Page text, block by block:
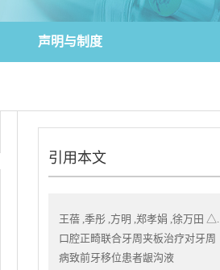
声明与制度
引用本文
王蓓 ,季彤 ,方明 ,郑孝娟 ,徐万田 △.
口腔正畸联合牙周夹板治疗对牙周
病致前牙移位患者龈沟液